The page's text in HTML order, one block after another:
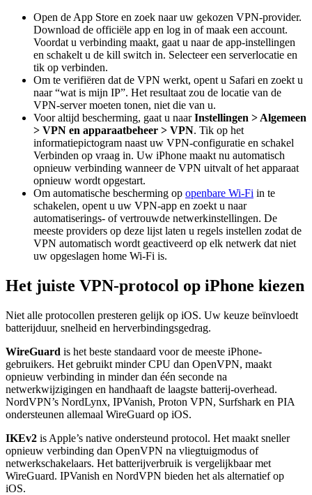
Open de App Store en zoek naar uw gekozen VPN-provider.
Download de officiële app en log in of maak een account.
Voordat u verbinding maakt, gaat u naar de app-instellingen
en schakelt u de kill switch in. Selecteer een serverlocatie en
tik op verbinden.
Om te verifiëren dat de VPN werkt, opent u Safari en zoekt u
naar “wat is mijn IP”. Het resultaat zou de locatie van de
VPN-server moeten tonen, niet die van u.
Voor altijd bescherming, gaat u naarInstellingen > Algemeen
> VPN en apparaatbeheer > VPN. Tik op het
informatiepictogram naast uw VPN-configuratie en schakel
Verbinden op vraag in. Uw iPhone maakt nu automatisch
opnieuw verbinding wanneer de VPN uitvalt of het apparaat
opnieuw wordt opgestart.
Om automatische bescherming op openbare Wi-Fi in te
schakelen, opent u uw VPN-app en zoekt u naar
automatiserings- of vertrouwde netwerkinstellingen. De
meeste providers op deze lijst laten u regels instellen zodat de
VPN automatisch wordt geactiveerd op elk netwerk dat niet
uw opgeslagen home Wi-Fi is.
Het juiste VPN-protocol op iPhone kiezen
Niet alle protocollen presteren gelijk op iOS. Uw keuze beïnvloedt
batterijduur, snelheid en herverbindingsgedrag.
WireGuard is het beste standaard voor de meeste iPhone-
gebruikers. Het gebruikt minder CPU dan OpenVPN, maakt
opnieuw verbinding in minder dan één seconde na
netwerkwijzigingen en handhaaft de laagste batterij-overhead.
NordVPN’s NordLynx, IPVanish, Proton VPN, Surfshark en PIA
ondersteunen allemaal WireGuard op iOS.
IKEv2 is Apple’s native ondersteund protocol. Het maakt sneller
opnieuw verbinding dan OpenVPN na vliegtuigmodus of
netwerkschakelaars. Het batterijverbruik is vergelijkbaar met
WireGuard. IPVanish en NordVPN bieden het als alternatief op
iOS.